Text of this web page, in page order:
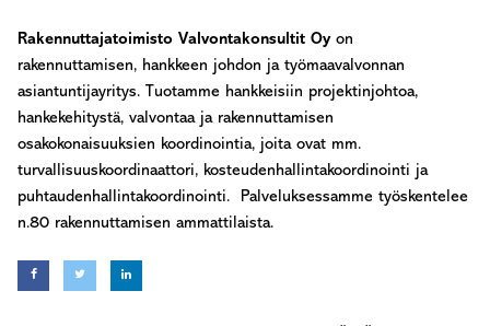
Rakennuttajatoimisto Valvontakonsultit Oy on
rakennuttamisen, hankkeen johdon ja työmaavalvonnan
asiantuntijayritys. Tuotamme hankkeisiin projektinjohtoa,
hankekehitystä, valvontaa ja rakennuttamisen
osakokonaisuuksien koordinointia, joita ovat mm.
turvallisuuskoordinaattori, kosteudenhallintakoordinointi ja
puhtaudenhallintakoordinointi. Palveluksessamme työskentelee
n.80 rakennuttamisen ammattilaista.